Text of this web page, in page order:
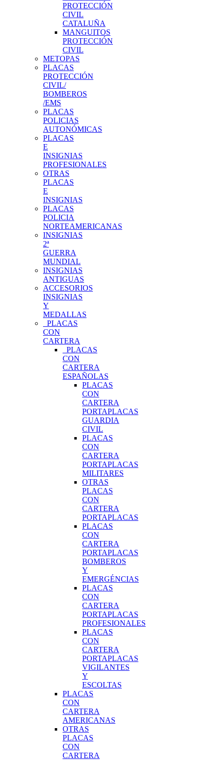
PROTECCIÓN
CIVIL
CATALUÑA
MANGUITOS
PROTECCIÓN
CIVIL
METOPAS
PLACAS
PROTECCIÓN
CIVIL/
BOMBEROS
/EMS
PLACAS
POLICIAS
AUTONÓMICAS
PLACAS
E
INSIGNIAS
PROFESIONALES
OTRAS
PLACAS
E
INSIGNIAS
PLACAS
POLICIA
NORTEAMERICANAS
INSIGNIAS
2ª
GUERRA
MUNDIAL
INSIGNIAS
ANTIGUAS
ACCESORIOS
INSIGNIAS
Y
MEDALLAS
PLACAS
CON
CARTERA
PLACAS
CON
CARTERA
ESPAÑOLAS
PLACAS
CON
CARTERA
PORTAPLACAS
GUARDIA
CIVIL
PLACAS
CON
CARTERA
PORTAPLACAS
MILITARES
OTRAS
PLACAS
CON
CARTERA
PORTAPLACAS
PLACAS
CON
CARTERA
PORTAPLACAS
BOMBEROS
Y
EMERGÉNCIAS
PLACAS
CON
CARTERA
PORTAPLACAS
PROFESIONALES
PLACAS
CON
CARTERA
PORTAPLACAS
VIGILANTES
Y
ESCOLTAS
PLACAS
CON
CARTERA
AMERICANAS
OTRAS
PLACAS
CON
CARTERA